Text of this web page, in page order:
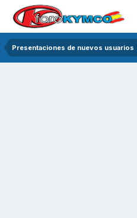
Presentaciones de nuevos usuarios